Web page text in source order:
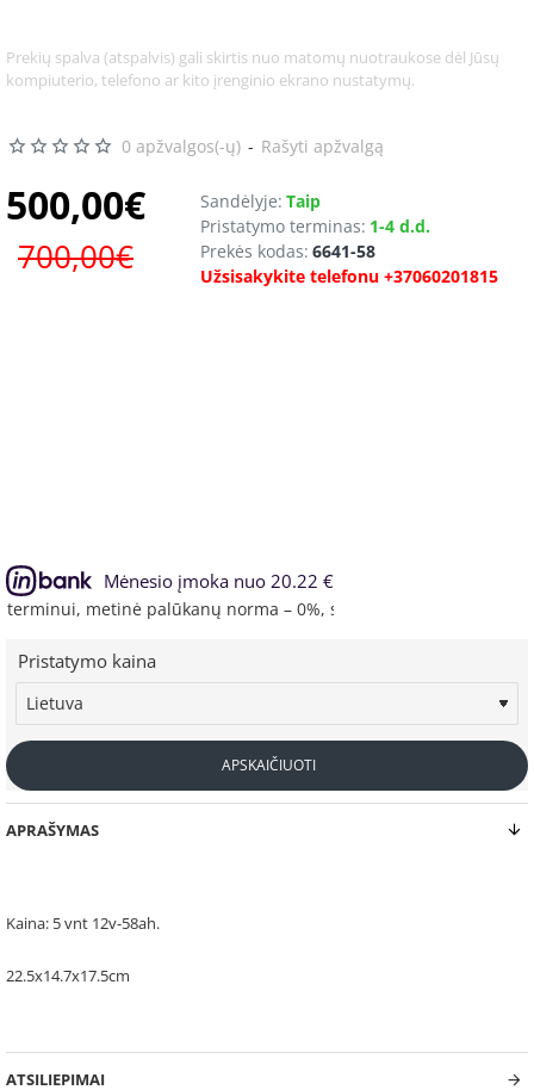
Prekių spalva (atspalvis) gali skirtis nuo matomų nuotraukose dėl Jūsų
kompiuterio, telefono ar kito įrenginio ekrano nustatymų.
0 apžvalgos(-ų) - Rašyti apžvalgą
500,00€
700,00€
Sandėlyje: Taip
Pristatymo terminas: 1-4 d.d.
Prekės kodas: 6641-58
Užsisakykite telefonu +37060201815
Mėnesio įmoka nuo 20.22 €
metinė palūkanų norma – 0%, sutarties sudarymo mokestis
Pristatymo kaina
APSKAIČIUOTI
APRAŠYMAS
Kaina: 5 vnt 12v-58ah.
22.5x14.7x17.5cm
ATSILIEPIMAI